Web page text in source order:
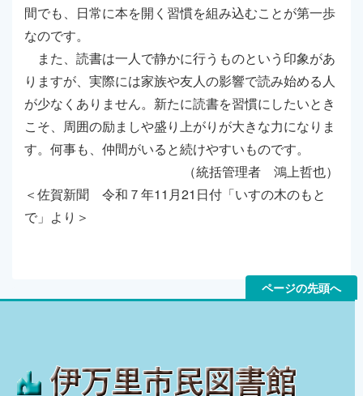
間でも、日常に本を開く習慣を組み込むことが第一歩
なのです。
また、読書は一人で静かに行うものという印象があ
りますが、実際には家族や友人の影響で読み始める人
が少なくありません。新たに読書を習慣にしたいとき
こそ、周囲の励ましや盛り上がりが大きな力になりま
す。何事も、仲間がいると続けやすいものです。
（統括管理者 鴻上哲也）
＜佐賀新聞 令和７年11月21日付「いすの木のもと
で」より＞
ページの先頭へ